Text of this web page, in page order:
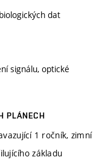
dat
signálu, optické
PLÁNECH
1 ročník, zimní
základu